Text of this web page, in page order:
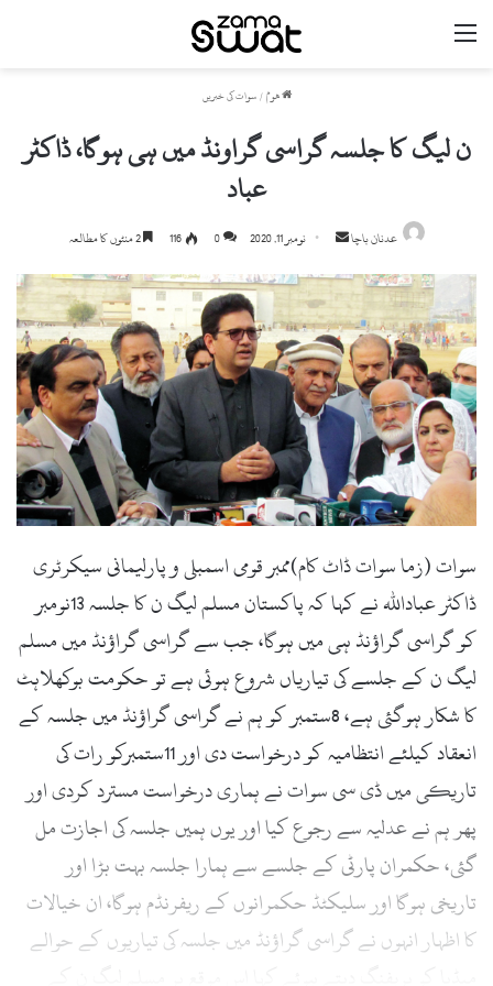
مینو
ھوم / سوات کی خبریں
ن لیگ کا جلسہ گراسی گراونڈ میں ہی ہوگا، ڈاکٹر
عباد
عدنان باچا
Send
email
نومبر 11, 2020 0
116 2 منٹوں کا مطالعہ
سوات (زما سوات ڈاٹ کام)ممبر قومی اسمبلی و پارلیمانی سیکرٹری
ڈاکٹر عباداللہ نے کہا کہ پاکستان مسلم لیگ ن کا جلسہ 13نومبر
کو گراسی گراؤنڈ ہی میں ہوگا، جب سے گراسی گراؤنڈ میں مسلم
لیگ ن کے جلسے کی تیاریاں شروع ہوئی ہے تو حکومت بوکھلاہٹ
کا شکار ہوگئی ہے، 8ستمبر کو ہم نے گراسی گراؤنڈ میں جلسہ کے
انعقاد کیلئے انتظامیہ کو درخواست دی اور 11ستمبرکو رات کی
تاریکی میں ڈی سی سوات نے ہماری درخواست مسترد کردی اور
پھر ہم نے عدلیہ سے رجوع کیا اور یوں ہمیں جلسہ کی اجازت مل
گئی، حکمران پارٹی کے جلسے سے ہمارا جلسہ بہت بڑا اور
تاریخی ہوگا اور سلیکٹڈ حکمرانوں کے ریفرنڈم ہوگا، ان خیالات
کا اظہار انہوں نے گراسی گراؤنڈ میں جلسہ کی تیاریوں کے حوالے